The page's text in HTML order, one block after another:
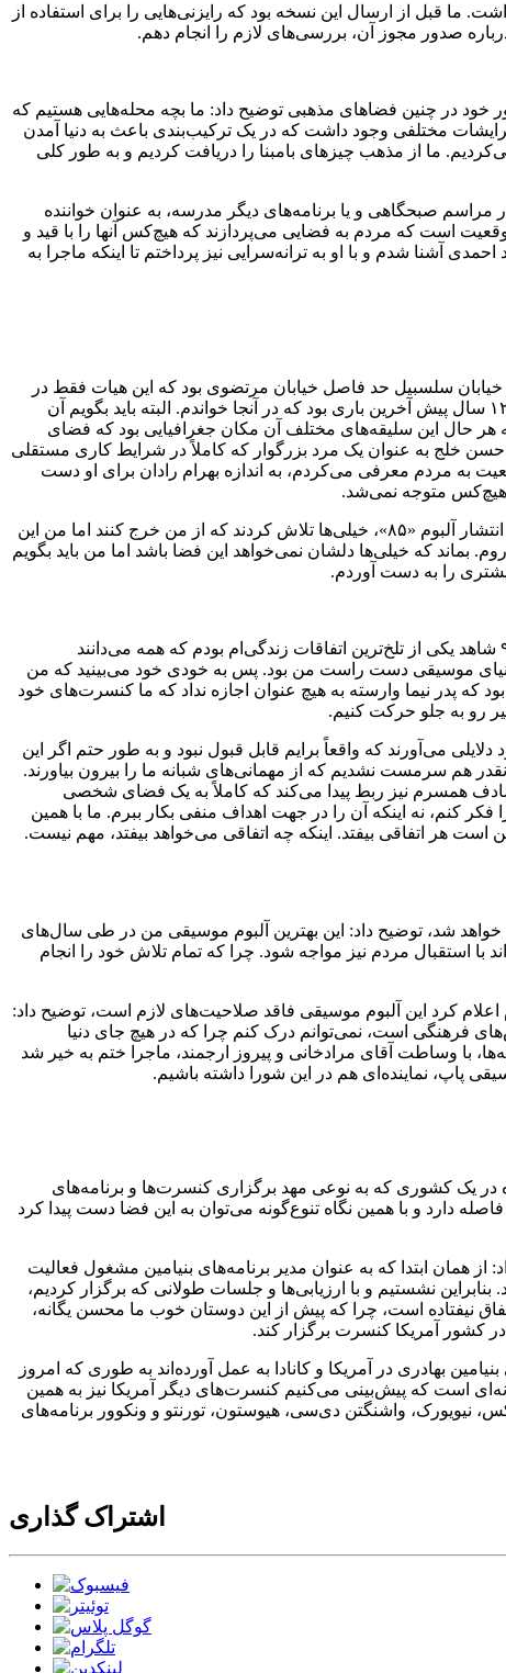
ما قبل از ارسال این نسخه بود که رایزنی‌هایی را برای استفاده از
صدور مجوز آن، بررسی‌های لازم را انجام دهم.
خود در چنین فضاهای مذهبی توضیح داد: ما بچه محله‌هایی هستیم که
مختلفی وجود داشت که در یک ترکیب‌بندی باعث به دنیا آمدن
ما از مذهب چیزهای بامبنا را دریافت کردیم و به طور کلی
صبحگاهی و یا برنامه‌های دیگر مدرسه، به عنوان خواننده
است که مردم به فضایی می‌پردازند که هیچ‌کس آنها را با قید و
آشنا شدم و با او به ترانه‌سرایی نیز پرداختم تا اینکه ماجرا به
سلسبیل حد فاصل خیابان مرتضوی بود که این هیات فقط در
دهه اول محرم تشکیل می‌شد و آدم‌های متفاوتی داشت که باعث شد من چند سالی را در این تکیه به خواندن مشغول شوم و فکر می‌کنم ۱۲ سال پیش آخرین باری بود که در آنجا خواندم. البته باید بگویم آن
حال این سلیقه‌های مختلف آن مکان جغرافیایی بود که فضای
خلج به عنوان یک مرد بزرگوار که کاملاً در شرایط کاری مستقلی
به مردم معرفی می‌کردم، به اندازه بهرام رادان برای او دست
هیچ‌کس متوجه نمی‌شد.
بهادری تصریح کرد: در آن دوران حسن خلج تریبون‌های مهمی را به من داد و می‌توانم بگویم او در حق من بزرگواری زیادی کرد. البته بعد از انتشار آلبوم «۸۵»، خیلی‌ها تلاش کردند که از من خرج کنند اما من این
که خیلی‌ها دلشان نمی‌خواهد این فضا باشد اما من باید بگویم
را به دست آوردم.
خواننده آلبوم «۹۴» در بخش دیگری از صحبت‌های خود به ماجرای تصادف همسرش در سال ۹۲ اشاره کرد و گفت: من در شهریور سال ۹۲ شاهد یکی از تلخ‌ترین اتفاقات زندگی‌ام بودم که همه می‌دانند
موسیقی دست راست من بود. پس به خودی خود می‌بینید که من
که پدر نیما وارسته به هیچ عنوان اجازه نداد که ما کنسرت‌های خود
رو به جلو حرکت کنیم.
می‌آورند که واقعاً برایم قابل قبول نبود و به طور حتم اگر این
هم سرمست نشدیم که از مهمانی‌های شبانه ما را بیرون بیاورند.
همسرم نیز ربط پیدا می‌کند که کاملاً به یک فضای شخصی
کنم، نه اینکه آن را در جهت اهداف منفی بکار ببرم. ما با همین
است هر اتفاقی بیفتد. اینکه چه اتفاقی می‌خواهد بیفتد، مهم نیست.
جدید خود که با عنوان «۹۴» از روز چهارشنبه ۲۴ تیرماه روانه بازار موسیقی خواهد شد، توضیح داد: این بهترین آلبوم موسیقی من در طی سال‌های
با استقبال مردم نیز مواجه شود. چرا که تمام تلاش خود را انجام
کرد این آلبوم موسیقی فاقد صلاحیت‌های لازم است، توضیح داد:
فرهنگی است، نمی‌توانم درک کنم چرا که در هیچ جای دنیا
با وساطت آقای مرادخانی و پیروز ارجمند، ماجرا ختم به خیر شد
پاپ، نماینده‌ای هم در این شورا داشته باشیم.
در یک کشوری که به نوعی مهد برگزاری کنسرت‌ها و برنامه‌های
دارد و با همین نگاه تنوع‌گونه می‌توان به این فضا دست پیدا کرد
از همان ابتدا که به عنوان مدیر برنامه‌های بنیامین مشغول فعالیت
نشستیم و با ارزیابی‌ها و جلسات طولانی که برگزار کردیم،
نیفتاده است، چرا که پیش از این دوستان خوب ما محسن یگانه،
کشور آمریکا کنسرت برگزار کند.
بهادری در آمریکا و کانادا به عمل آورده‌اند به طوری که امروز
است که پیش‌بینی می‌کنیم کنسرت‌های دیگر آمریکا نیز به همین
واشنگتن دی‌سی، هیوستون، تورنتو و ونکوور برنامه‌های
اشتراک گذاری